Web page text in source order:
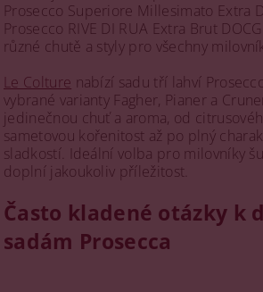
Prosecco Superiore Millesimato Extra
Prosecco RIVE DI RUA Extra Brut
různé chutě a styly pro všechny
Le Colture nabízí sadu tří lahví
vybrané varianty Fagher, Pianer a
jedinečnou chuť a aroma, od
sametovou kořenitost až po plný
sladkostí. Ideální volba pro milovníky
doplní jakoukoliv příležitost.
Často kladené otázky k
sadám Prosecca